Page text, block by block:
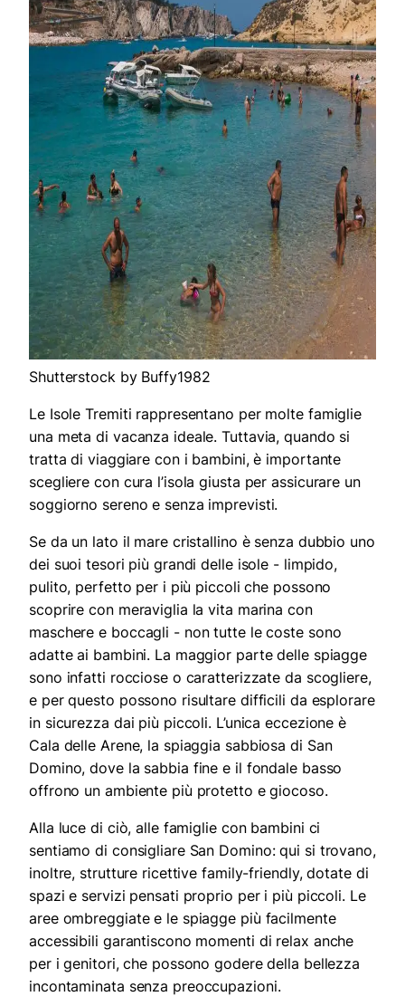
Shutterstock by Buffy1982
Le Isole Tremiti rappresentano per molte famiglie
una meta di vacanza ideale. Tuttavia, quando si
tratta di viaggiare con i bambini, è importante
scegliere con cura l’isola giusta per assicurare un
soggiorno sereno e senza imprevisti.
Se da un lato il mare cristallino è senza dubbio uno
dei suoi tesori più grandi delle isole - limpido,
pulito, perfetto per i più piccoli che possono
scoprire con meraviglia la vita marina con
maschere e boccagli - non tutte le coste sono
adatte ai bambini. La maggior parte delle spiagge
sono infatti rocciose o caratterizzate da scogliere,
e per questo possono risultare difficili da esplorare
in sicurezza dai più piccoli. L’unica eccezione è
Cala delle Arene, la spiaggia sabbiosa di San
Domino, dove la sabbia fine e il fondale basso
offrono un ambiente più protetto e giocoso.
Alla luce di ciò, alle famiglie con bambini ci
sentiamo di consigliare San Domino: qui si trovano,
inoltre, strutture ricettive family-friendly, dotate di
spazi e servizi pensati proprio per i più piccoli. Le
aree ombreggiate e le spiagge più facilmente
accessibili garantiscono momenti di relax anche
per i genitori, che possono godere della bellezza
incontaminata senza preoccupazioni.